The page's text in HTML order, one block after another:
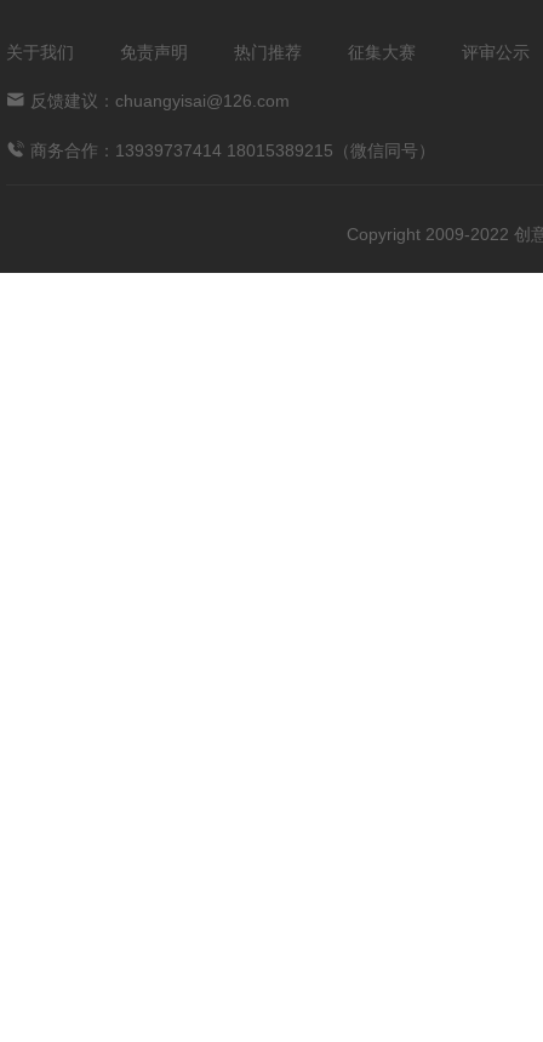
关于我们 免责声明 热门推荐 征集大赛 评审公示
反馈建议：chuangyisai@126.com
商务合作：13939737414 18015389215（微信同号）
Copyright 2009-2022 创